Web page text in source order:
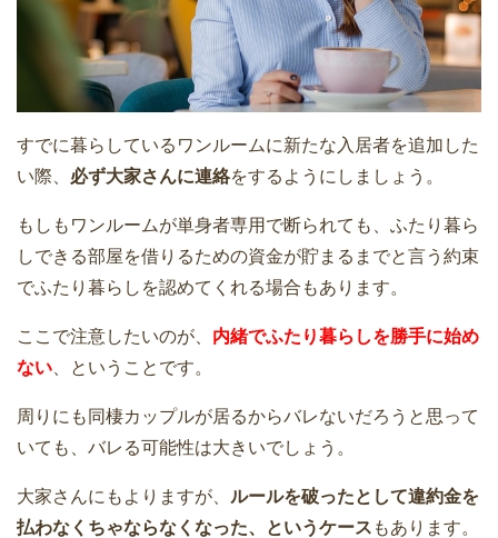
すでに暮らしているワンルームに新たな入居者を追加した
い際、 必ず大家さんに連絡をするようにしましょう。
もしもワンルームが単身者専用で断られても、ふたり暮ら
しできる部屋を借りるための資金が貯まるまでと言う約束
でふたり暮らしを認めてくれる場合もあります。
ここで注意したいのが、 内緒でふたり暮らしを勝手に始め
ない 、ということです。
周りにも同棲カップルが居るからバレないだろうと思って
いても、バレる可能性は大きいでしょう。
大家さんにもよりますが、 ルールを破ったとして違約金を
払わなくちゃならなくなった、というケース もあります。